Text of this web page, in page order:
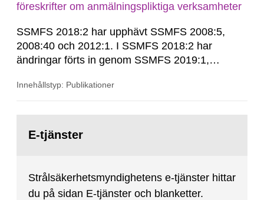
föreskrifter om anmälningspliktiga verksamheter
SSMFS 2018:2 har upphävt SSMFS 2008:5,
2008:40 och 2012:1. I SSMFS 2018:2 har
ändringar förts in genom SSMFS 2019:1,
Innehållstyp: Publikationer
sida:E-tjänster
Strålsäkerhetsmyndighetens e-tjänster hittar
du på sidan E-tjänster och blanketter.